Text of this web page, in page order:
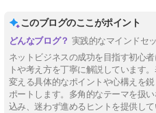
このブログのここがポイント
実践的なマインドセ
ネットビジネスの成功を目指す初心
トや考え方を丁寧に解説しています
変える具体的なポイントや心構えを
ポートします。多角的なテーマを扱
込み、迷わず進めるヒントを提供して